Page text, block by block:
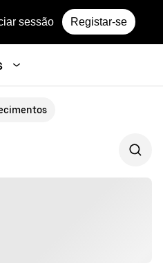
sessão Registar-se